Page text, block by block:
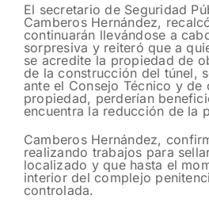
El secretario de Seguridad
Camberos Hernández,
continuarán llevándose a
sorpresiva y reiteró que a
se acredite la propiedad de
de la construcción del túnel,
ante el Consejo Técnico y de
propiedad, perderían
encuentra la reducción de la
Camberos Hernández,
realizando trabajos para
localizado y que hasta el
interior del complejo
controlada.